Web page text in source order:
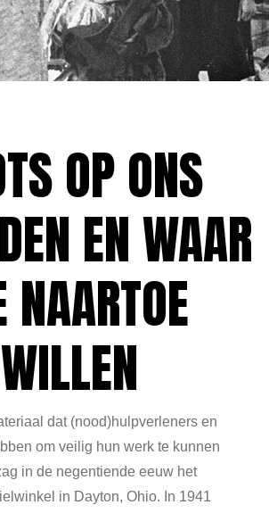
OP ONS
EN WAAR
NAARTOE
WILLEN
dat (nood)hulpverleners en
om veilig hun werk te kunnen
in de negentiende eeuw het
in Dayton, Ohio. In 1941